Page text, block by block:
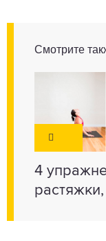
Смотрите
4